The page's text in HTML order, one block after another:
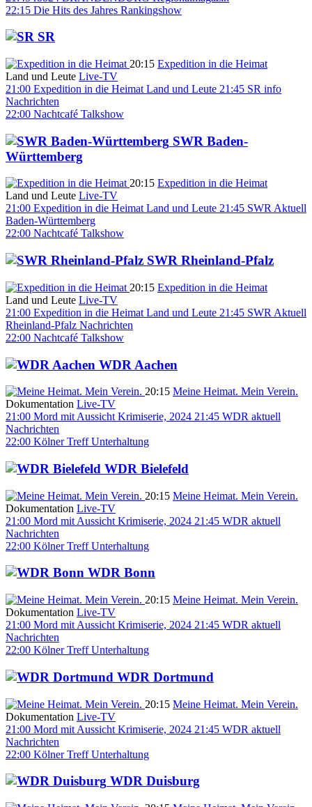
22:15 Die Hits des Jahres Rankingshow
SR
20:15 Expedition in die Heimat
Land und Leute Live-TV
21:00 Expedition in die Heimat Land und Leute 21:45 SR info
Nachrichten
22:00 Nachtcafé Talkshow
SWR Baden-
Württemberg
20:15 Expedition in die Heimat
Land und Leute Live-TV
21:00 Expedition in die Heimat Land und Leute 21:45 SWR Aktuell
Baden-Württemberg
22:00 Nachtcafé Talkshow
SWR Rheinland-Pfalz
20:15 Expedition in die Heimat
Land und Leute Live-TV
21:00 Expedition in die Heimat Land und Leute 21:45 SWR Aktuell
Rheinland-Pfalz Nachrichten
22:00 Nachtcafé Talkshow
WDR Aachen
20:15 Meine Heimat. Mein Verein.
Dokumentation Live-TV
21:00 Mord mit Aussicht Krimiserie, 2024 21:45 WDR aktuell
Nachrichten
22:00 Kölner Treff Unterhaltung
WDR Bielefeld
20:15 Meine Heimat. Mein Verein.
Dokumentation Live-TV
21:00 Mord mit Aussicht Krimiserie, 2024 21:45 WDR aktuell
Nachrichten
22:00 Kölner Treff Unterhaltung
WDR Bonn
20:15 Meine Heimat. Mein Verein.
Dokumentation Live-TV
21:00 Mord mit Aussicht Krimiserie, 2024 21:45 WDR aktuell
Nachrichten
22:00 Kölner Treff Unterhaltung
WDR Dortmund
20:15 Meine Heimat. Mein Verein.
Dokumentation Live-TV
21:00 Mord mit Aussicht Krimiserie, 2024 21:45 WDR aktuell
Nachrichten
22:00 Kölner Treff Unterhaltung
WDR Duisburg